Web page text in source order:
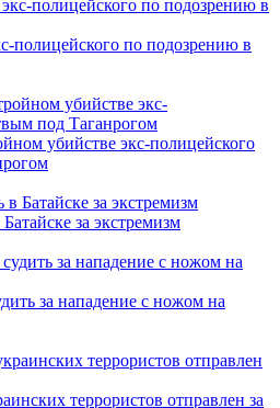
полицейского по подозрению в
убийстве экс-полицейского
за экстремизм
за нападение с ножом на
террористов отправлен за